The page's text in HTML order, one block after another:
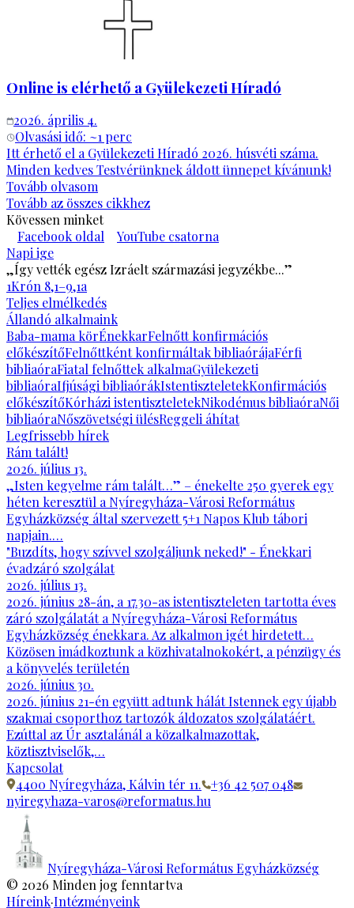
Online is elérhető a Gyülekezeti Híradó
2026. április 4.
Olvasási idő: ~1 perc
Itt érhető el a Gyülekezeti Híradó 2026. húsvéti száma.
Minden kedves Testvérünknek áldott ünnepet kívánunk!
Tovább olvasom
Tovább az összes cikkhez
Kövessen minket
Facebook oldal
YouTube csatorna
Napi ige
„Így vették egész Izráelt származási jegyzékbe...”
1Krón 8,1–9,1a
Teljes elmélkedés
Állandó alkalmaink
Baba-mama körÉnekkarFelnőtt konfirmációs
előkészítőFelnőttként konfirmáltak bibliaórájaFérfi
bibliaóraFiatal felnőttek alkalmaGyülekezeti
bibliaóraIfjúsági bibliaórákIstentiszteletekKonfirmációs
előkészítőKórházi istentiszteletekNikodémus bibliaóraNői
bibliaóraNőszövetségi ülésReggeli áhítat
Legfrissebb hírek
Rám talált!
2026. július 13.
„Isten kegyelme rám talált…” – énekelte 250 gyerek egy
héten keresztül a Nyíregyháza-Városi Református
Egyházközség által szervezett 5+1 Napos Klub tábori
napjain.…
"Buzdíts, hogy szívvel szolgáljunk neked!" - Énekkari
évadzáró szolgálat
2026. július 13.
2026. június 28-án, a 17.30-as istentiszteleten tartotta éves
záró szolgálatát a Nyíregyháza-Városi Református
Egyházközség énekkara. Az alkalmon igét hirdetett…
Közösen imádkoztunk a közhivatalnokokért, a pénzügy és
a könyvelés területén
2026. június 30.
2026. június 21-én együtt adtunk hálát Istennek egy újabb
szakmai csoporthoz tartozók áldozatos szolgálatáért.
Ezúttal az Úr asztalánál a közalkalmazottak,
köztisztviselők,…
Kapcsolat
4400 Nyíregyháza, Kálvin tér 11.
+36 42 507 048
nyiregyhaza-varos@reformatus.hu
Nyíregyháza-Városi Református Egyházközség
© 2026 Minden jog fenntartva
Híreink·Intézményeink